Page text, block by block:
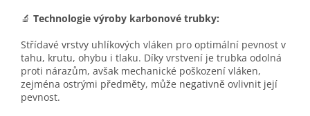
🔬 Technologie výroby karbonové trubky:
Střídavé vrstvy uhlíkových vláken pro optimální pevnost v
tahu, krutu, ohybu i tlaku. Díky vrstvení je trubka odolná
proti nárazům, avšak mechanické poškození vláken,
zejména ostrými předměty, může negativně ovlivnit její
pevnost.